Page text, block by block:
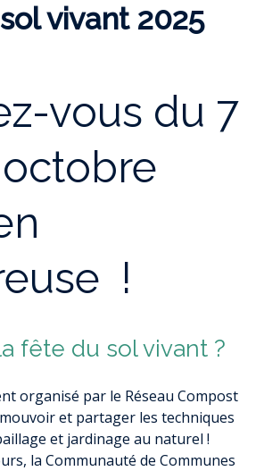
vivant 2025
vous du 7
!
fête du sol vivant ?
organisé par le Réseau Compost
et partager les techniques
et jardinage au naturel !
la Communauté de Communes